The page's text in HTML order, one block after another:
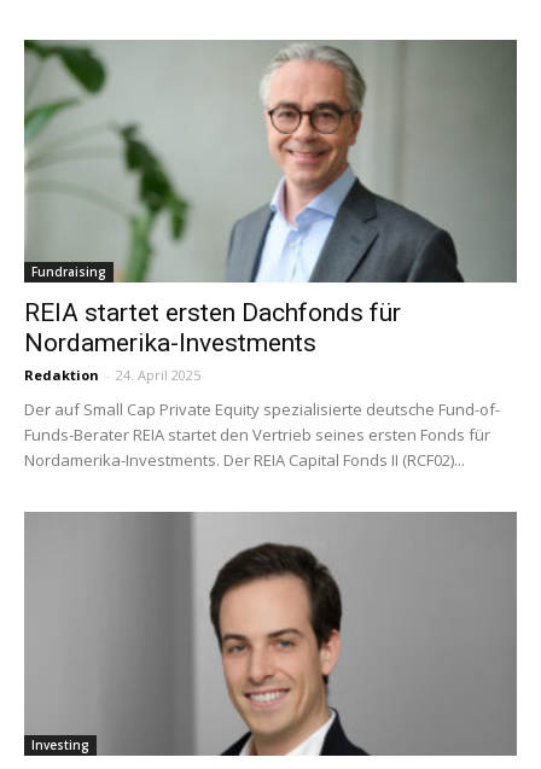
Fundraising
REIA startet ersten Dachfonds für
Nordamerika-Investments
Redaktion - 24. April 2025
Der auf Small Cap Private Equity spezialisierte deutsche Fund-of-
Funds-Berater REIA startet den Vertrieb seines ersten Fonds für
Nordamerika-Investments. Der REIA Capital Fonds II (RCF02)...
Investing